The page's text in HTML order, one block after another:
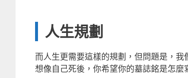
人生規劃
而人生更需要這樣的規劃，但問題是，
想像自己死後，你希望你的墓誌銘是怎